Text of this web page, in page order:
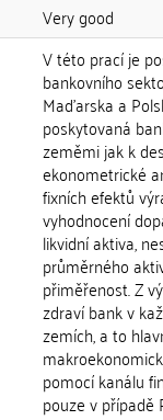
Very good
V této prací je
bankovního
Maďarska a
poskytovaná
zeměmi jak k
ekonometrické
fixních efektů
vyhodnocení
likvidní aktiva,
průměrného
přiměřenost. Z
zdraví bank v
zemích, a to
pomocí kanálu
pouze v případě